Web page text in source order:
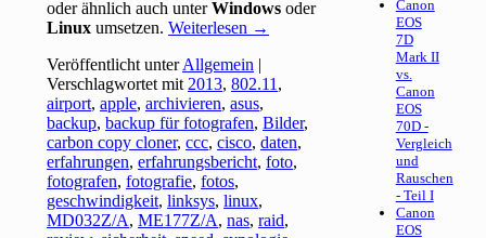
oder ähnlich auch unterWindows oder
Linux umsetzen.Weiterlesen →
Veröffentlicht unter Allgemein |
Verschlagwortet mit 2013,802.11 ,
airport,apple,archivieren,asus,
backup,backup für fotografen,Bilder,
carbon copy cloner,ccc,cisco,daten,
erfahrungen,erfahrungsbericht,foto,
fotografen,fotografie,fotos,
geschwindigkeit,linksys,linux,
MD032Z/A,ME177Z/A,nas,raid,
Canon
EOS
7D
Mark II
vs.
Canon
EOS
70D -
Vergleich
und
Rauschen
- Teil I
Canon
EOS